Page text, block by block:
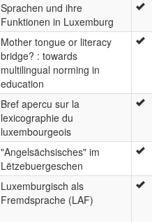
Sprachen und ihre
Funktionen in Luxemburg
Mother tongue or literacy
bridge? : towards
multilingual norming in
education
Bref apercu sur la
lexicographie du
luxembourgeois
"Angelsächsisches" im
Lëtzebuergeschen
Luxemburgisch als
Fremdsprache (LAF)